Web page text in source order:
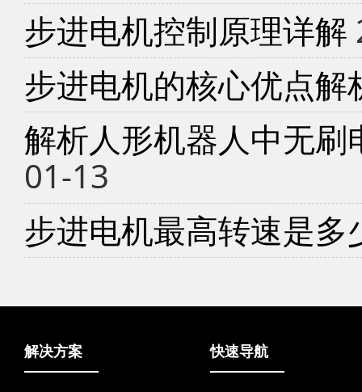
步进电机控制原理详解
步进电机的核心优点解
解析人形机器人中无
01-13
步进电机最高转速是多
解决方案 快速导航